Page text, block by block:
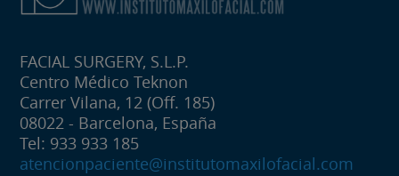
FACIAL SURGERY, S.L.P.
Centro Médico Teknon
Carrer Vilana, 12 (Off. 185)
08022 - Barcelona, España
Tel: 933 933 185
atencionpaciente@institutomaxilofacial.com